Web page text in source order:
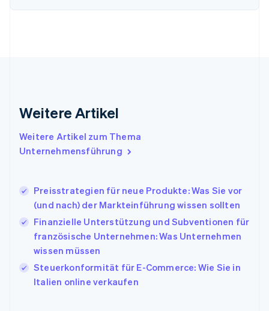
Weitere Artikel
Weitere Artikel zum Thema
Unternehmensführung
Preisstrategien für neue Produkte: Was Sie vor
(und nach) der Markteinführung wissen sollten
Finanzielle Unterstützung und Subventionen für
französische Unternehmen: Was Unternehmen
wissen müssen
Steuerkonformität für E-Commerce: Wie Sie in
Italien online verkaufen
EnglishSvenska
English
English
Italien
日本語 English
EnglishFrançais
Kroatien
EnglishItaliano
Lettland
Liechtenstein
DeutschEnglish